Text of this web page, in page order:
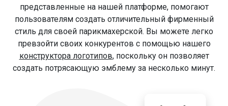
представленные на нашей платформе, помогают
пользователям создать отличительный фирменный
стиль для своей парикмахерской. Вы можете легко
превзойти своих конкурентов с помощью нашего
конструктора логотипов, поскольку он позволяет
создать потрясающую эмблему за несколько минут.